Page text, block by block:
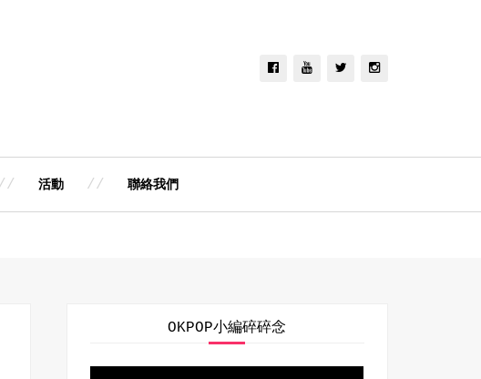
活動 聯絡我們
OKPOP小編碎碎念